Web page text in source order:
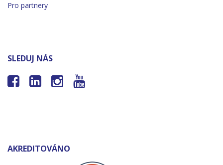
Pro partnery
SLEDUJ NÁS
   
AKREDITOVÁNO